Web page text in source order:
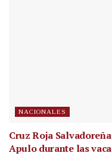
NACIONALES
Cruz Roja
Apulo durante las